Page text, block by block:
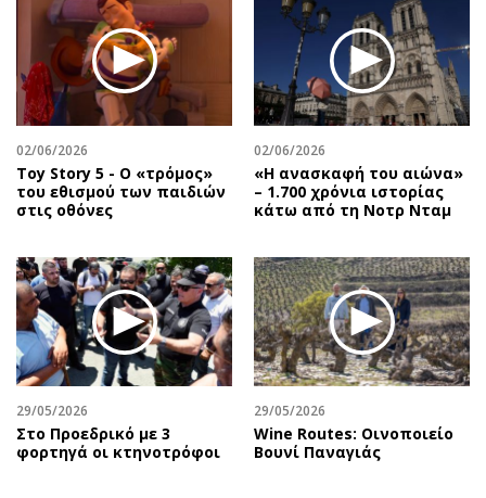
Ενέργεια
Ναυτιλία
Περιβάλλον
Ελλάδα
Κόσμος
Παράξενα
Πολιτισμός
Θέατρο-Χορός
Μουσική
Εικαστικά
Βιβλίο
Χειρόγραφα
Γυναίκα
Showbiz
Ταξίδια
Συνταγές
Έξοδος
Media
Εκπομπές
Podcasts
Uncut
Προσφορές
Προσωπικότητες στην ''Κ''
Επιστολές
02/06/2026
Toy Story 5 - O «τρόμος»
του εθισμού των παιδιών
στις οθόνες
02/06/2026
«Η ανασκαφή του αιώνα»
– 1.700 χρόνια ιστορίας
κάτω από τη Νοτρ Νταμ
29/05/2026
Στο Προεδρικό με 3
φορτηγά οι κτηνοτρόφοι
29/05/2026
Wine Routes: Οινοποιείο
Βουνί Παναγιάς